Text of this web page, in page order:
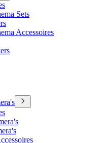
Sets
Accessoires